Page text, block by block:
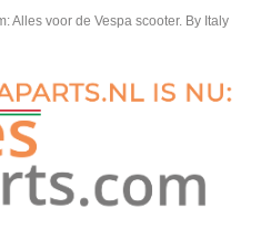
Alles voor de Vespa scooter. By Italy